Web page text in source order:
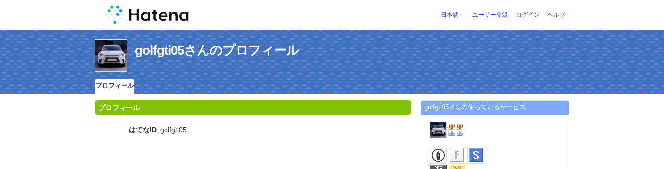
日本語 ユーザー登録 ログイン ヘルプ
golfgti05さんのプロフィール
プロフィール
プロフィール
はてなID golfgti05
golfgti05さんの使っているサービス